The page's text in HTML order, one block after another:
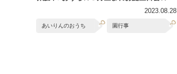
2023.08.28
あいりんのおうち 園行事